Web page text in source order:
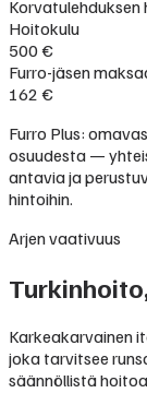
Hoitokulu
500 €
Furro-jäsen
162 €
Furro Plus:
osuudesta —
antavia ja
hintoihin.
Arjen vaativuus
Karkeakarvainen
joka tarvitsee
säännöllistä